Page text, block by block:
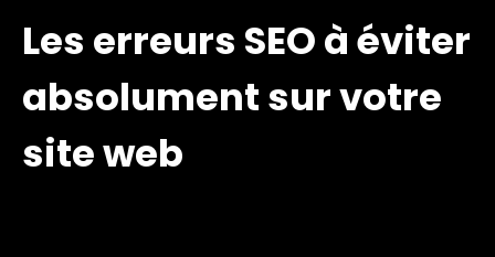
Les erreurs SEO à éviter
absolument sur votre
site web